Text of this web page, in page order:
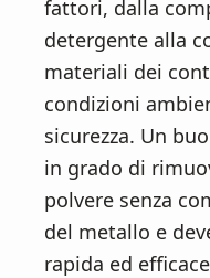
fattori, dalla
detergente alla
materiali dei
condizioni
sicurezza. Un
in grado di
polvere senza
del metallo e
rapida ed